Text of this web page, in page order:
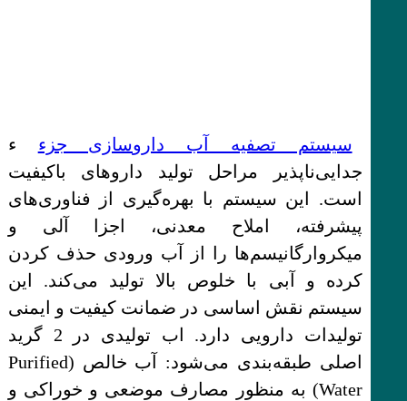
سیستم تصفیه آب داروسازی جزء ء
جدایی‌ناپذیر مراحل تولید داروهای باکیفیت
است. این سیستم با بهره‌گیری از فناوری‌های
پیشرفته، املاح معدنی، اجزا آلی و
میکروارگانیسم‌ها را از آب ورودی حذف کردن
کرده و آبی با خلوص بالا تولید می‌کند. این
سیستم نقش اساسی در ضمانت کیفیت و ایمنی
تولیدات دارویی دارد. اب تولیدی در 2 گرید
اصلی طبقه‌بندی می‌شود: آب خالص (Purified
Water) به منظور مصارف موضعی و خوراکی و